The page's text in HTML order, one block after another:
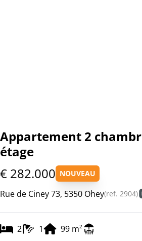
Appartement 2
étage
€ 282.000 NOUVEAU
Rue de Ciney 73, 5350 Ohey(ref. 2904)
2 1 99 m²